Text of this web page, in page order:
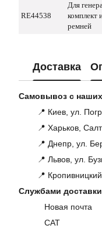
RE44538
Для
комплект
ремней
Доставка
Самовывоз с
📍 Киев, ул.
📍 Харьков,
📍 Днепр, ул.
📍 Львов, ул.
📍 Кропивницкий,
Службами
Новая почта
САТ